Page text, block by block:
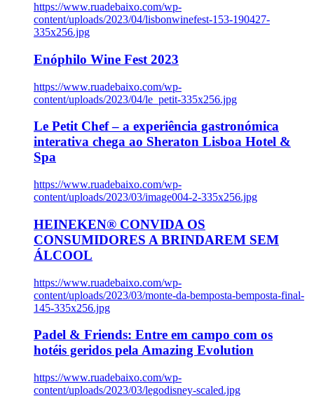
https://www.ruadebaixo.com/wp-
content/uploads/2023/04/lisbonwinefest-153-190427-
335x256.jpg
Enóphilo Wine Fest 2023
https://www.ruadebaixo.com/wp-
content/uploads/2023/04/le_petit-335x256.jpg
Le Petit Chef – a experiência gastronómica
interativa chega ao Sheraton Lisboa Hotel &
Spa
https://www.ruadebaixo.com/wp-
content/uploads/2023/03/image004-2-335x256.jpg
HEINEKEN® CONVIDA OS
CONSUMIDORES A BRINDAREM SEM
ÁLCOOL
https://www.ruadebaixo.com/wp-
content/uploads/2023/03/monte-da-bemposta-bemposta-final-
145-335x256.jpg
Padel & Friends: Entre em campo com os
hotéis geridos pela Amazing Evolution
https://www.ruadebaixo.com/wp-
content/uploads/2023/03/legodisney-scaled.jpg